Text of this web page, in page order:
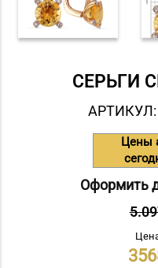
СЕРЬГИ
АРТИКУЛ:
Цены
Оформить